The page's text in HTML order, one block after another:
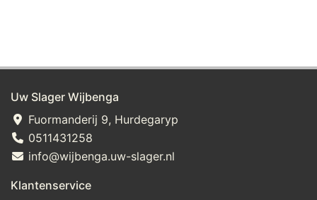
Uw Slager Wijbenga
Fuormanderij 9, Hurdegaryp
0511431258
info@wijbenga.uw-slager.nl
Klantenservice